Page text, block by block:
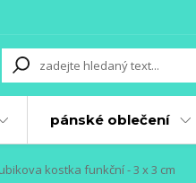
pánské oblečení
kostka funkční - 3 x 3 cm